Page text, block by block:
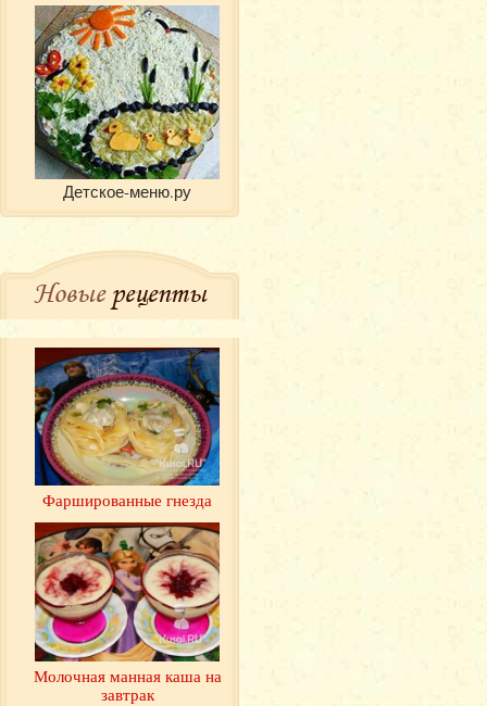
Детское-меню.ру
Новыерецепты
Фаршированные гнезда
Молочная манная каша на
завтрак